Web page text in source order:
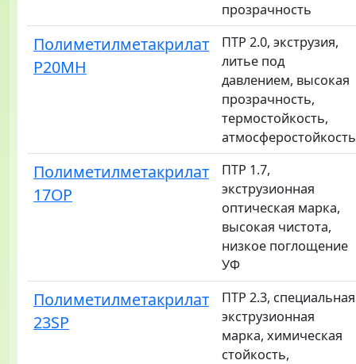
прозрачность
Полиметилметакрилат
P20MH
ПТР 2.0, экструзия,
литье под
давлением, высокая
прозрачность,
термостойкость,
атмосферостойкость
Полиметилметакрилат
17OP
ПТР 1.7,
экструзионная
оптическая марка,
высокая чистота,
низкое поглощение
УФ
Полиметилметакрилат
23SP
ПТР 2.3, специальная
экструзионная
марка, химическая
стойкость,